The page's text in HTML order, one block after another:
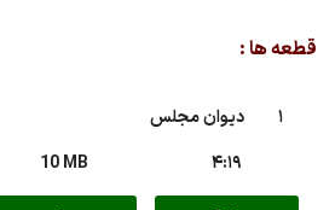
قطعه ها :
1
دیوان مجلس
4:19
10 MB